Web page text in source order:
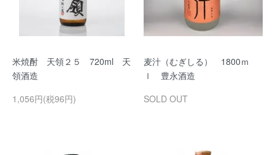
米焼酎 天領２５ 720ml 天
領酒造
1,056円(税96円)
麦汁（むぎしる） 1800ｍ
ｌ 豊永酒造
SOLD OUT